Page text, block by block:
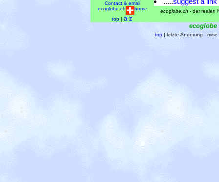
Contact & email
ecoglobe.ch
home
top | a-z
ecoglobe.ch - der realen
ecoglobe
top | letzte Änderung -